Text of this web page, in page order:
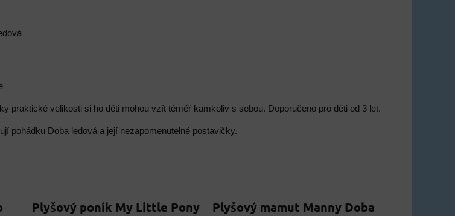
praktické velikosti si ho děti mohou vzít téměř kamkoliv s sebou. Doporučeno pro děti od 3 let.
pohádku Doba ledová a její nezapomenutelné postavičky.
Plyšový poník My Little Pony
Plyšový mamut Manny Doba